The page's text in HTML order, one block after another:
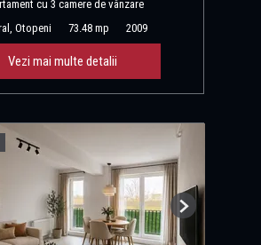
cu 3 camere de vânzare
Otopeni
73.48 mp 2009
Vezi mai multe detalii
Next